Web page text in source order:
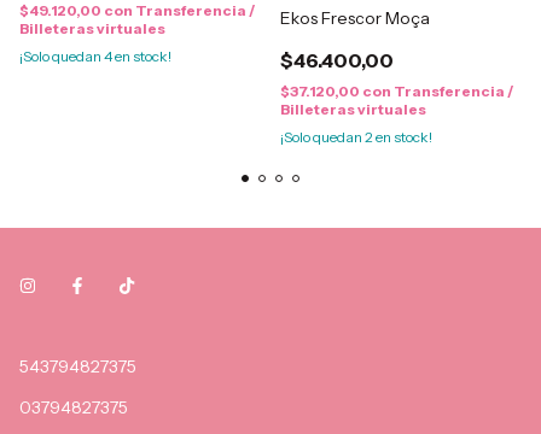
$49.120,00 con Transferencia /
Billeteras virtuales
¡Solo quedan 4en stock!
Ekos Frescor Moça
$46.400,00
$37.120,00 con Transferencia /
Billeteras virtuales
¡Solo quedan 2 en stock!
543794827375
03794827375